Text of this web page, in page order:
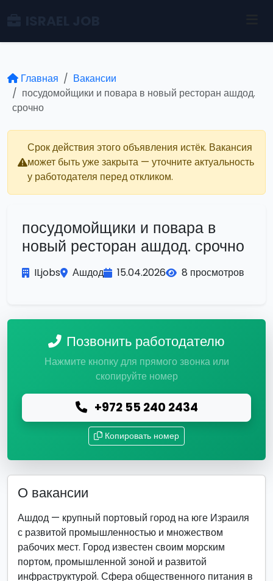
Главная
Вакансии
посудомойщики и повара в новый ресторан ашдод.
срочно
Срок действия этого объявления истёк. Вакансия
может быть уже закрыта — уточните актуальность
у работодателя перед откликом.
посудомойщики и повара в
новый ресторан ашдод. срочно
ILjobs Ашдод 15.04.2026 8 просмотров
Позвонить работодателю
Нажмите кнопку для прямого звонка или
скопируйте номер
+972 55 240 2434
Копировать номер
О вакансии
Ашдод — крупный портовый город на юге Израиля
с развитой промышленностью и множеством
рабочих мест. Город известен своим морским
портом, промышленной зоной и развитой
инфраструктурой. Сфера общественного питания в